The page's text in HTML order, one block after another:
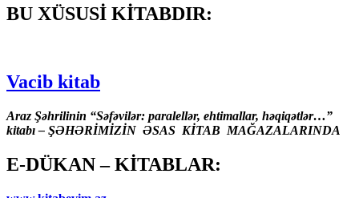
BU XÜSUSİ KİTABDIR:
Vacib kitab
Araz Şəhrilinin “Səfəvilər: paralellər, ehtimallar, həqiqətlər…”
kitabı – ŞƏHƏRİMİZİN ƏSAS KİTAB MAĞAZALARINDA
E-DÜKAN – KİTABLAR: